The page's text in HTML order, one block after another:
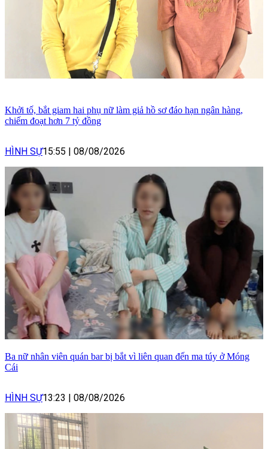
Khởi tố, bắt giam hai phụ nữ làm giả hồ sơ đáo hạn ngân hàng,
chiếm đoạt hơn 7 tỷ đồng
HÌNH SỰ15:55 08/08/2026
Ba nữ nhân viên quán bar bị bắt vì liên quan đến ma túy ở Móng
Cái
HÌNH SỰ13:23 08/08/2026